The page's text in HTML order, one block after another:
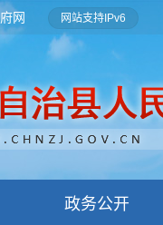
网 网站支持IPv6
政务公开